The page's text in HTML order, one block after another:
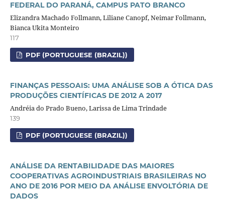
FEDERAL DO PARANÁ, CAMPUS PATO BRANCO
Elizandra Machado Follmann, Liliane Canopf, Neimar Follmann,
Bianca Ukita Monteiro
117
PDF (PORTUGUESE (BRAZIL))
FINANÇAS PESSOAIS: UMA ANÁLISE SOB A ÓTICA DAS
PRODUÇÕES CIENTÍFICAS DE 2012 A 2017
Andréia do Prado Bueno, Larissa de Lima Trindade
139
PDF (PORTUGUESE (BRAZIL))
ANÁLISE DA RENTABILIDADE DAS MAIORES
COOPERATIVAS AGROINDUSTRIAIS BRASILEIRAS NO
ANO DE 2016 POR MEIO DA ANÁLISE ENVOLTÓRIA DE
DADOS